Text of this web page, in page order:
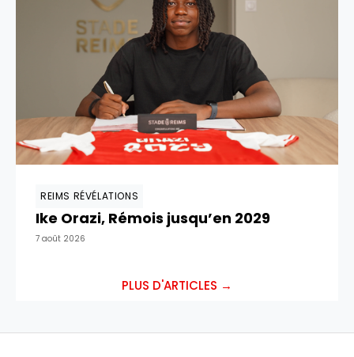
REIMS RÉVÉLATIONS
Ike Orazi, Rémois jusqu’en 2029
7 août 2026
PLUS D'ARTICLES →